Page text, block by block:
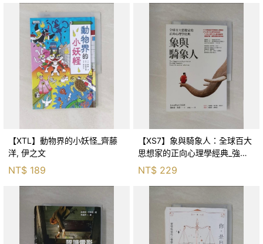
【XTL】動物界的小妖怪_齊藤
洋, 伊之文
NT$ 189
【XS7】象與騎象人：全球百大
思想家的正向心理學經典_強納
森．海德, 李靜瑤
NT$ 229